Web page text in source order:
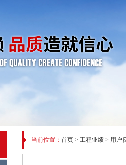
当前位置： 首页 > 工程业绩 > 用户